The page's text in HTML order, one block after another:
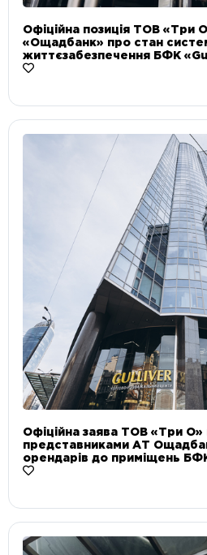
Офіційна позиція ТОВ «Три
«Ощадбанк» про стан
життєзабезпечення БФК
Офіційна заява ТОВ «Три
представниками АТ
орендарів до приміщень